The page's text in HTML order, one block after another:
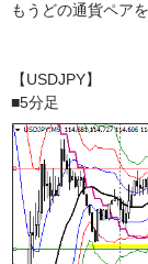
もうどの通貨ペア
【USDJPY】
■5分足